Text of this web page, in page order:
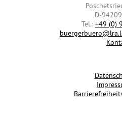
D-
Tel.: +49 (0)